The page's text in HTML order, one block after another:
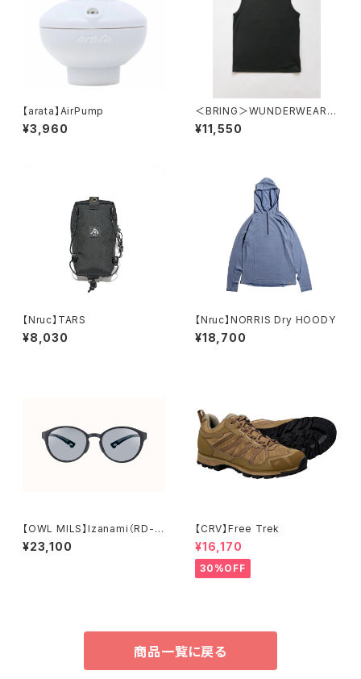
【arata】AirPump
¥3,960
＜BRING＞WUNDERWEAR S
leeveless
¥11,550
【Nruc】TARS
¥8,030
【Nruc】NORRIS Dry HOODY
¥18,700
【OWL MILS】Izanami（RD-0
02）
¥23,100
【CRV】Free Trek
¥16,170
30%OFF
商品一覧に戻る